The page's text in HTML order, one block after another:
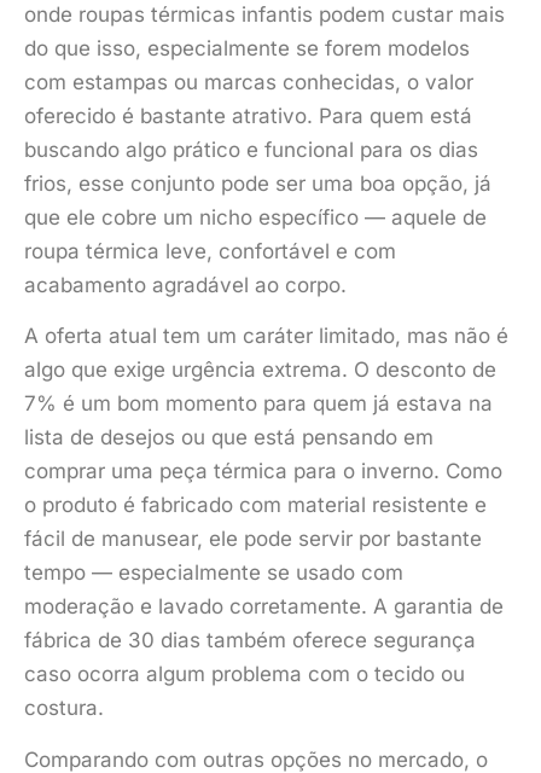
onde roupas térmicas infantis podem custar mais
do que isso, especialmente se forem modelos
com estampas ou marcas conhecidas, o valor
oferecido é bastante atrativo. Para quem está
buscando algo prático e funcional para os dias
frios, esse conjunto pode ser uma boa opção, já
que ele cobre um nicho específico — aquele de
roupa térmica leve, confortável e com
acabamento agradável ao corpo.
A oferta atual tem um caráter limitado, mas não é
algo que exige urgência extrema. O desconto de
7% é um bom momento para quem já estava na
lista de desejos ou que está pensando em
comprar uma peça térmica para o inverno. Como
o produto é fabricado com material resistente e
fácil de manusear, ele pode servir por bastante
tempo — especialmente se usado com
moderação e lavado corretamente. A garantia de
fábrica de 30 dias também oferece segurança
caso ocorra algum problema com o tecido ou
costura.
Comparando com outras opções no mercado, o